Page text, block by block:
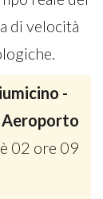
di velocità
-
Aeroporto
è 02 ore 09